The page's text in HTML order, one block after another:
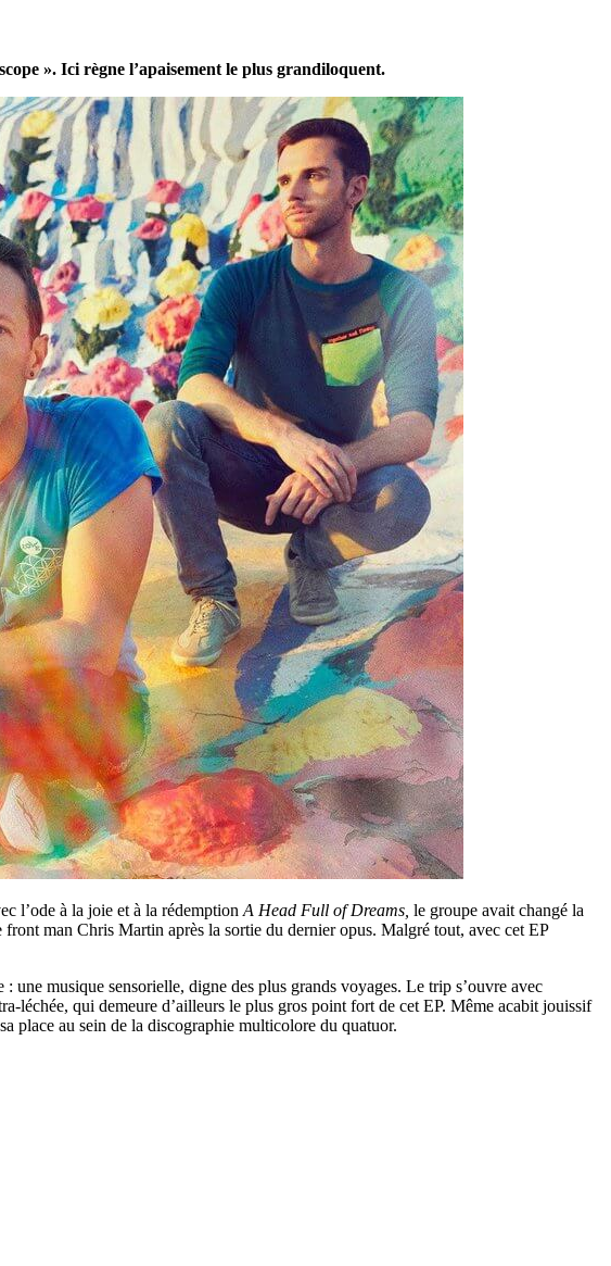
». Ici règne l’apaisement le plus grandiloquent.
l’ode à la joie et à la rédemption A Head Full of Dreams, le groupe avait changé la
front man Chris Martin après la sortie du dernier opus. Malgré tout, avec cet EP
une musique sensorielle, digne des plus grands voyages. Le trip s’ouvre avec
léchée, qui demeure d’ailleurs le plus gros point fort de cet EP. Même acabit jouissif
place au sein de la discographie multicolore du quatuor.